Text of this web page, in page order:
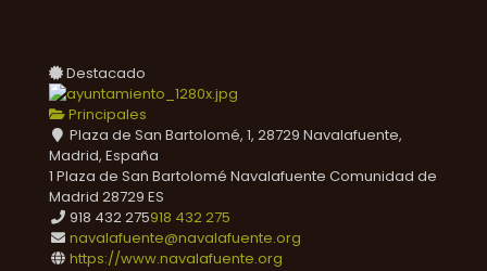
Destacado
Principales
Plaza de San Bartolomé, 1, 28729 Navalafuente,
Madrid, España
1 Plaza de San Bartolomé Navalafuente Comunidad de
Madrid 28729 ES
918 432 275918 432 275
navalafuente@navalafuente.org
https://www.navalafuente.org